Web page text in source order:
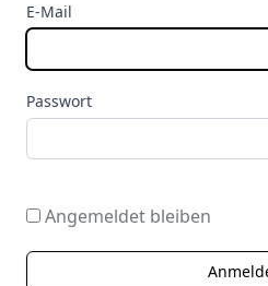
E-Mail
Passwort
Angemeldet bleiben